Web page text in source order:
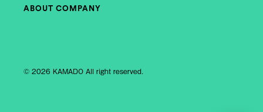
ABOUT COMPANY
© 2026 KAMADO All right reserved.